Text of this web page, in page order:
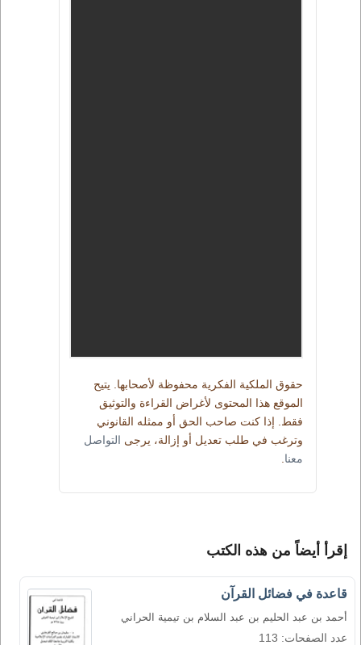
حقوق الملكية الفكرية محفوظة لأصحابها. يتيح
الموقع هذا المحتوى لأغراض القراءة والتوثيق
فقط. إذا كنت صاحب الحق أو ممثله القانوني
وترغب في طلب تعديل أو إزالة، يرجى التواصل
معنا
إقرأ أيضاً من هذه الكتب
قاعدة في فضائل القرآن
أحمد بن عبد الحليم بن عبد السلام بن تيمية الحراني
عدد الصفحات: 113